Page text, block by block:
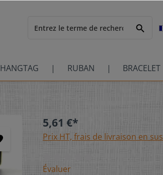
HANGTAG RUBAN BRACELET
5,61 €*
Prix HT, frais de livraison en sus
Évaluer